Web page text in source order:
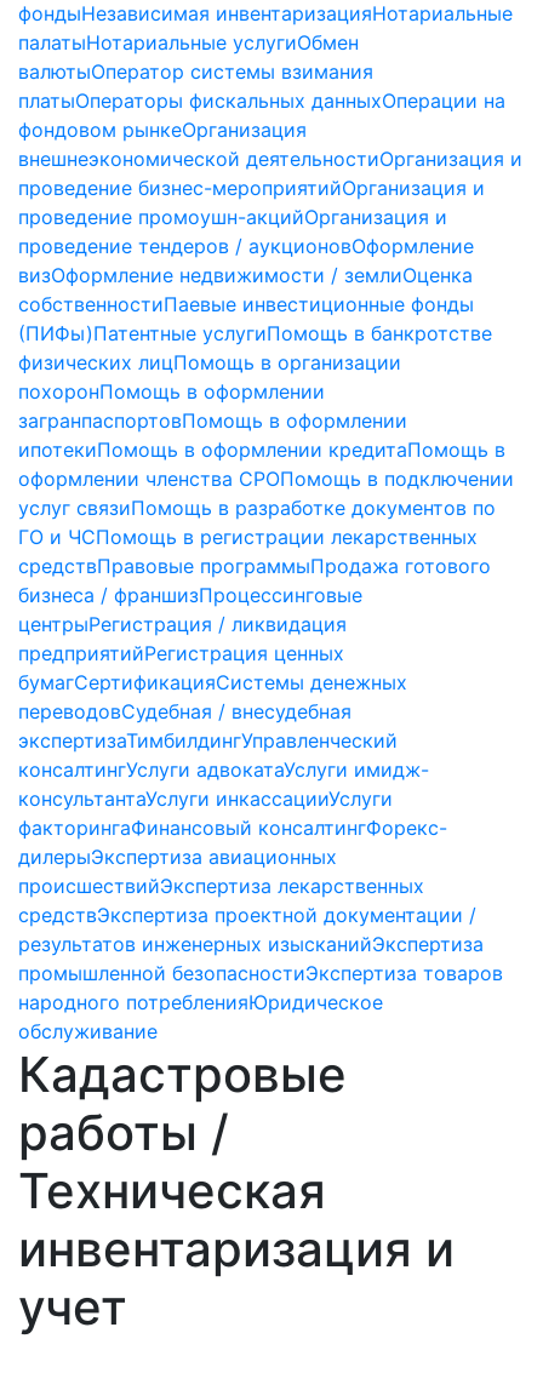
фондыНезависимая инвентаризацияНотариальные
палатыНотариальные услугиОбмен
валютыОператор системы взимания
платыОператоры фискальных данныхОперации на
фондовом рынкеОрганизация
внешнеэкономической деятельностиОрганизация и
проведение бизнес-мероприятийОрганизация и
проведение промоушн-акцийОрганизация и
проведение тендеров / аукционовОформление
визОформление недвижимости / землиОценка
собственностиПаевые инвестиционные фонды
(ПИФы)Патентные услугиПомощь в банкротстве
физических лицПомощь в организации
похоронПомощь в оформлении
загранпаспортовПомощь в оформлении
ипотекиПомощь в оформлении кредитаПомощь в
оформлении членства СРОПомощь в подключении
услуг связиПомощь в разработке документов по
ГО и ЧСПомощь в регистрации лекарственных
средствПравовые программыПродажа готового
бизнеса / франшизПроцессинговые
центрыРегистрация / ликвидация
предприятийРегистрация ценных
бумагСертификацияСистемы денежных
переводовСудебная / внесудебная
экспертизаТимбилдингУправленческий
консалтингУслуги адвокатаУслуги имидж-
консультантаУслуги инкассацииУслуги
факторингаФинансовый консалтингФорекс-
дилерыЭкспертиза авиационных
происшествийЭкспертиза лекарственных
средствЭкспертиза проектной документации /
результатов инженерных изысканийЭкспертиза
промышленной безопасностиЭкспертиза товаров
народного потребленияЮридическое
обслуживание
Кадастровые
работы /
Техническая
инвентаризация и
учет